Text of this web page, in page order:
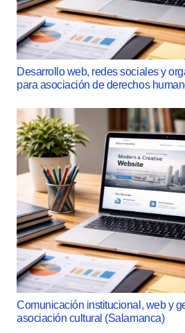
Desarrollo web, redes sociales y
para asociación de derechos
Comunicación institucional, web y
asociación cultural (Salamanca)